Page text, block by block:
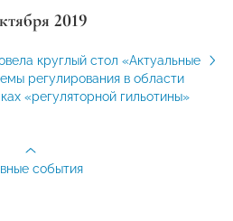
2019
круглый стол «Актуальные
регулирования в области
«регуляторной гильотины»
события